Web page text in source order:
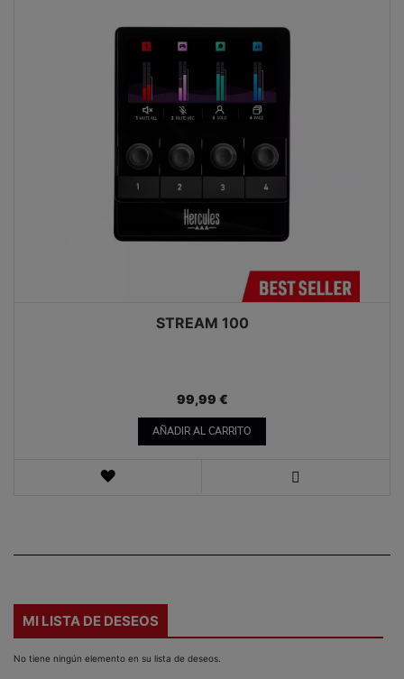
STREAM 100
99,99 €
AÑADIR AL CARRITO
LISTA
MI LISTA DE DESEOS
No tiene ningún elemento en su lista de deseos.